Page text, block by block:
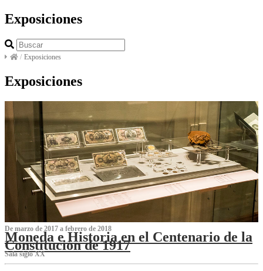
Exposiciones
/ Exposiciones
Exposiciones
De marzo de 2017 a febrero de 2018
Moneda e Historia en el Centenario de la
Constitución de 1917
Sala siglo XX